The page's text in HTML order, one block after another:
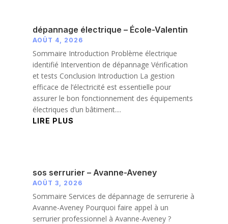
dépannage électrique – École-Valentin
AOÛT 4, 2026
Sommaire Introduction Problème électrique
identifié Intervention de dépannage Vérification
et tests Conclusion Introduction La gestion
efficace de l’électricité est essentielle pour
assurer le bon fonctionnement des équipements
électriques d’un bâtiment....
LIRE PLUS
sos serrurier – Avanne-Aveney
AOÛT 3, 2026
Sommaire Services de dépannage de serrurerie à
Avanne-Aveney Pourquoi faire appel à un
serrurier professionnel à Avanne-Aveney ?